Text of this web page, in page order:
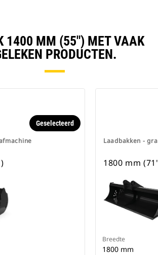
1400 MM (55") MET VAAK
PRODUCTEN.
Geselecteerd
Laadbakken -
1800 mm
Breedte
1800 mm